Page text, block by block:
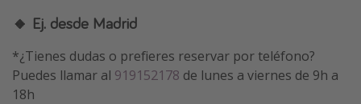
🔸 Ej. desde Madrid
*¿Tienes dudas o prefieres reservar por teléfono?
Puedes llamar al 919152178 de lunes a viernes de 9h a
18h